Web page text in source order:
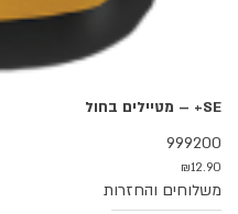
SE+ – מטיילים בחול
999200
₪12.90
משלוחים והחזרות